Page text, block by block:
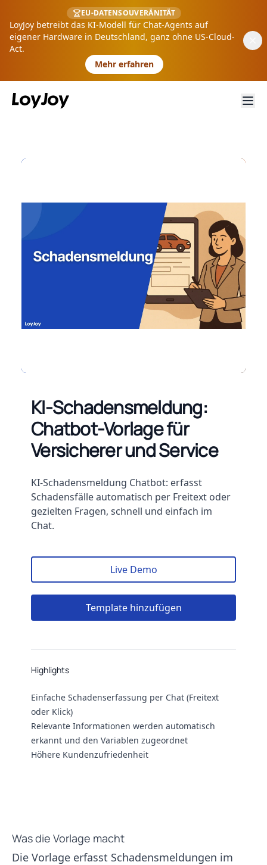
EU-DATENSOUVERÄNITÄT
LoyJoy betreibt das KI-Modell für Chat-Agents auf
eigener Hardware in Deutschland, ganz ohne US-Cloud-
Act.
Mehr erfahren
KI-Schadensmeldung:
Chatbot-Vorlage für
Versicherer und Service
Beschreibung
KI-Schadensmeldung Chatbot: erfasst
Schadensfälle automatisch per Freitext oder
gezielten Fragen, schnell und einfach im
Chat.
Live Demo
Template hinzufügen
Highlights
Einfache Schadenserfassung per Chat (Freitext
oder Klick)
Relevante Informationen werden automatisch
erkannt und den Variablen zugeordnet
Höhere Kundenzufriedenheit
Was die Vorlage macht
Die Vorlage erfasst Schadensmeldungen im